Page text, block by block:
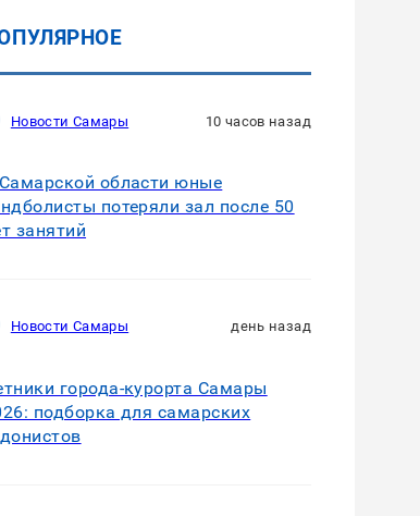
Новости Самары 10 часов назад
области юные
потеряли зал после 50
занятий
Новости Самары день назад
города-курорта Самары
подборка для самарских